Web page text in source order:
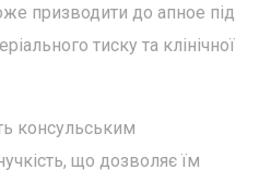
призводити до апное під
тиску та клінічної
консульським
що дозволяє їм